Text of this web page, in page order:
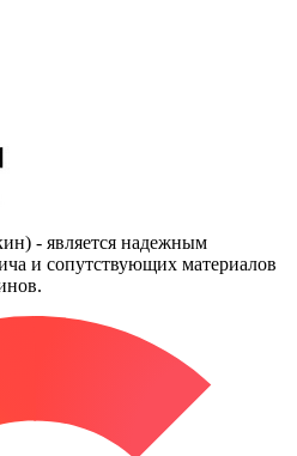
- является надежным
и сопутствующих материалов